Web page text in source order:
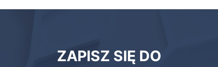
biblioteki
ZAPISZ SIĘ DO